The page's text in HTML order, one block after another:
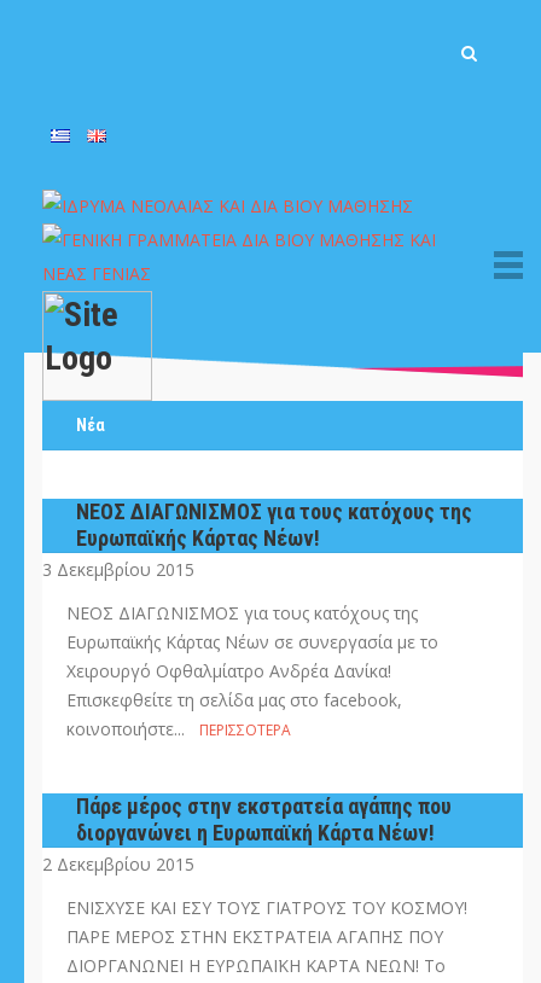
Νέα
ΝΕΟΣ ΔΙΑΓΩΝΙΣΜΟΣ για τους κατόχους της
Ευρωπαϊκής Κάρτας Νέων!
3 Δεκεμβρίου 2015
ΝΕΟΣ ΔΙΑΓΩΝΙΣΜΟΣ για τους κατόχους της
Ευρωπαϊκής Κάρτας Νέων σε συνεργασία με το
Χειρουργό Οφθαλμίατρο Ανδρέα Δανίκα!
Επισκεφθείτε τη σελίδα μας στο facebook,
κοινοποιήστε...
ΠΕΡΙΣΣΌΤΕΡΑ
Πάρε μέρος στην εκστρατεία αγάπης που
διοργανώνει η Ευρωπαϊκή Κάρτα Νέων!
2 Δεκεμβρίου 2015
ΕΝΙΣΧΥΣΕ ΚΑΙ ΕΣΥ ΤΟΥΣ ΓΙΑΤΡΟΥΣ ΤΟΥ ΚΟΣΜΟΥ!
ΠΑΡΕ ΜΕΡΟΣ ΣΤΗΝ ΕΚΣΤΡΑΤΕΙΑ ΑΓΑΠΗΣ ΠΟΥ
ΔΙΟΡΓΑΝΩΝΕΙ Η ΕΥΡΩΠΑΪΚΗ ΚΑΡΤΑ ΝΕΩΝ! Το